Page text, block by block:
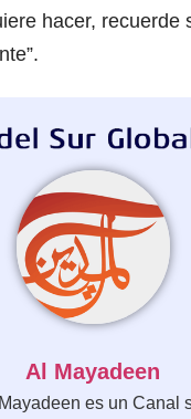
hacer, recuerde
Al Mayadeen
es un Canal